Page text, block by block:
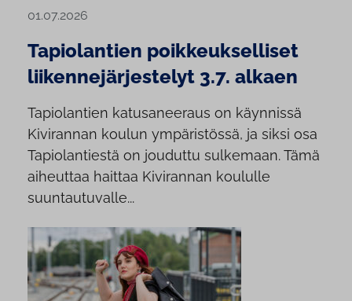
01.07.2026
Tapiolantien poikkeukselliset
liikennejärjestelyt 3.7. alkaen
Tapiolantien katusaneeraus on käynnissä
Kivirannan koulun ympäristössä, ja siksi osa
Tapiolantiestä on jouduttu sulkemaan. Tämä
aiheuttaa haittaa Kivirannan koululle
suuntautuvalle...